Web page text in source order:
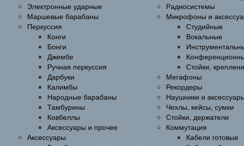
Электронные ударные
Маршевые барабаны
Перкуссия
Конги
Бонги
Джембе
Ручная перкуссия
Дарбуки
Калимбы
Народные барабаны
Тамбурины
Ковбеллы
Аксессуары и прочее
Аксессуары
Радиосистемы
Микрофоны и
Студийные
Вокальные
Стойки,
Мегафоны
Рекордеры
Наушники и
Чехлы, кейсы, сумки
Стойки, держатели
Коммутация
Кабели готовые